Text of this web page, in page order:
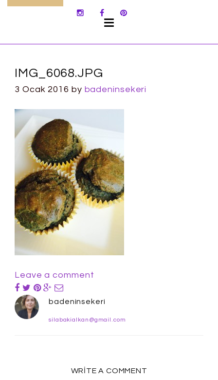
IMG_6068.JPG
3 Ocak 2016 by badeninsekeri
Leave a comment
badeninsekeri
silabakialkan@gmail.com
WRITE A COMMENT